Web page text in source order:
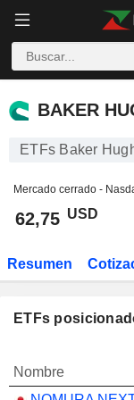
BAKER
BAKER
ETFs Baker
Mercado cerrado -
62,75 USD
Resumen
ETFs
Nombre